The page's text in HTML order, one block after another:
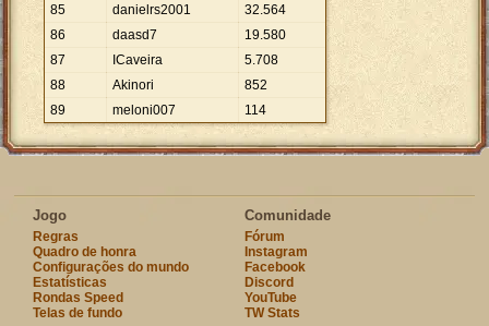
85
danielrs2001 32.564
86
daasd7 19.580
87
ICaveira 5.708
88
Akinori
852
89
meloni007 114
Jogo
Regras
Quadro de honra
Configurações do mundo
Estatísticas
Rondas Speed
Telas de fundo
Comunidade
Fórum
Instagram
Facebook
Discord
YouTube
TW Stats